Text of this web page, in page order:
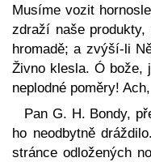
Musíme vozit
zdraží naše
hromadě; a zvýší-li
Živno klesla. Ó bože,
neplodné poměry!
Pan G. H. Bondy,
ho neodbytně
stránce odložených